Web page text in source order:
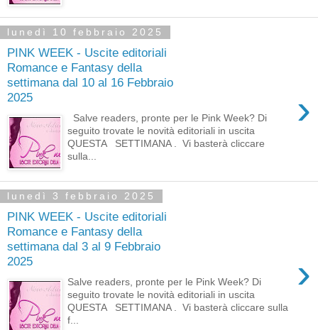
lunedì 10 febbraio 2025
PINK WEEK - Uscite editoriali
Romance e Fantasy della
settimana dal 10 al 16 Febbraio
2025
›
Salve readers, pronte per le Pink Week? Di
seguito trovate le novità editoriali in uscita
QUESTA SETTIMANA . Vi basterà cliccare
sulla...
lunedì 3 febbraio 2025
PINK WEEK - Uscite editoriali
Romance e Fantasy della
settimana dal 3 al 9 Febbraio
2025
›
Salve readers, pronte per le Pink Week? Di
seguito trovate le novità editoriali in uscita
QUESTA SETTIMANA . Vi basterà cliccare sulla
f...